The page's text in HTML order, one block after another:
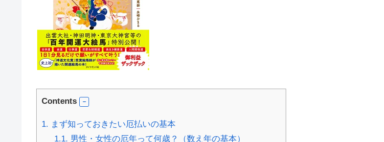
Contents
1. まず知っておきたい厄払いの基本
1.1. 男性・女性の厄年って何歳？（数え年の基本）